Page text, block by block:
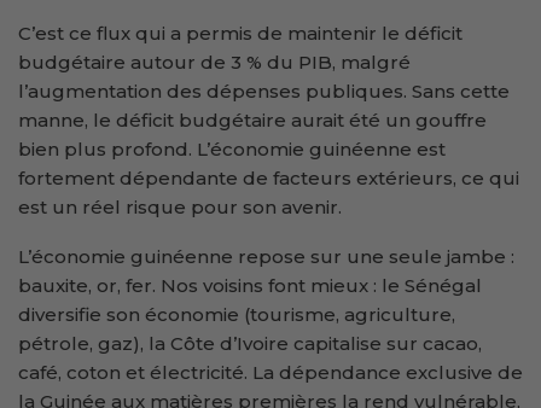
C’est ce flux qui a permis de maintenir le déficit
budgétaire autour de 3 % du PIB, malgré
l’augmentation des dépenses publiques. Sans cette
manne, le déficit budgétaire aurait été un gouffre
bien plus profond. L’économie guinéenne est
fortement dépendante de facteurs extérieurs, ce qui
est un réel risque pour son avenir.
L’économie guinéenne repose sur une seule jambe :
bauxite, or, fer. Nos voisins font mieux : le Sénégal
diversifie son économie (tourisme, agriculture,
pétrole, gaz), la Côte d’Ivoire capitalise sur cacao,
café, coton et électricité. La dépendance exclusive de
la Guinée aux matières premières la rend vulnérable,